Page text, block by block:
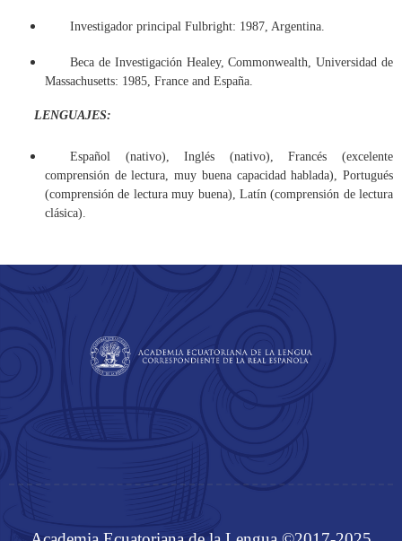
Investigador principal Fulbright: 1987, Argentina.
Beca de Investigación Healey, Commonwealth, Universidad de
Massachusetts: 1985, France and España.
LENGUAJES:
Español (nativo), Inglés (nativo), Francés (excelente
comprensión de lectura, muy buena capacidad hablada), Portugués
(comprensión de lectura muy buena), Latín (comprensión de lectura
clásica).